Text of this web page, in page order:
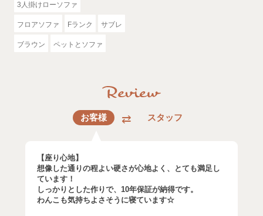
3人掛けローソファ
フロアソファ Fランク サブレ
ブラウン ペットとソファ
お客様 スタッフ
【座り心地】
想像した通りの程よい硬さが心地よく、とても満足し
ています！
しっかりとした作りで、10年保証が納得です。
わんこも気持ちよさそうに寝ています☆